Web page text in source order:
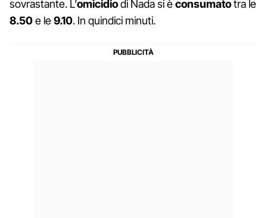
sovrastante. L’omicidiodi Nada si èconsumatotra le
8.50e le9.10. In quindici minuti.